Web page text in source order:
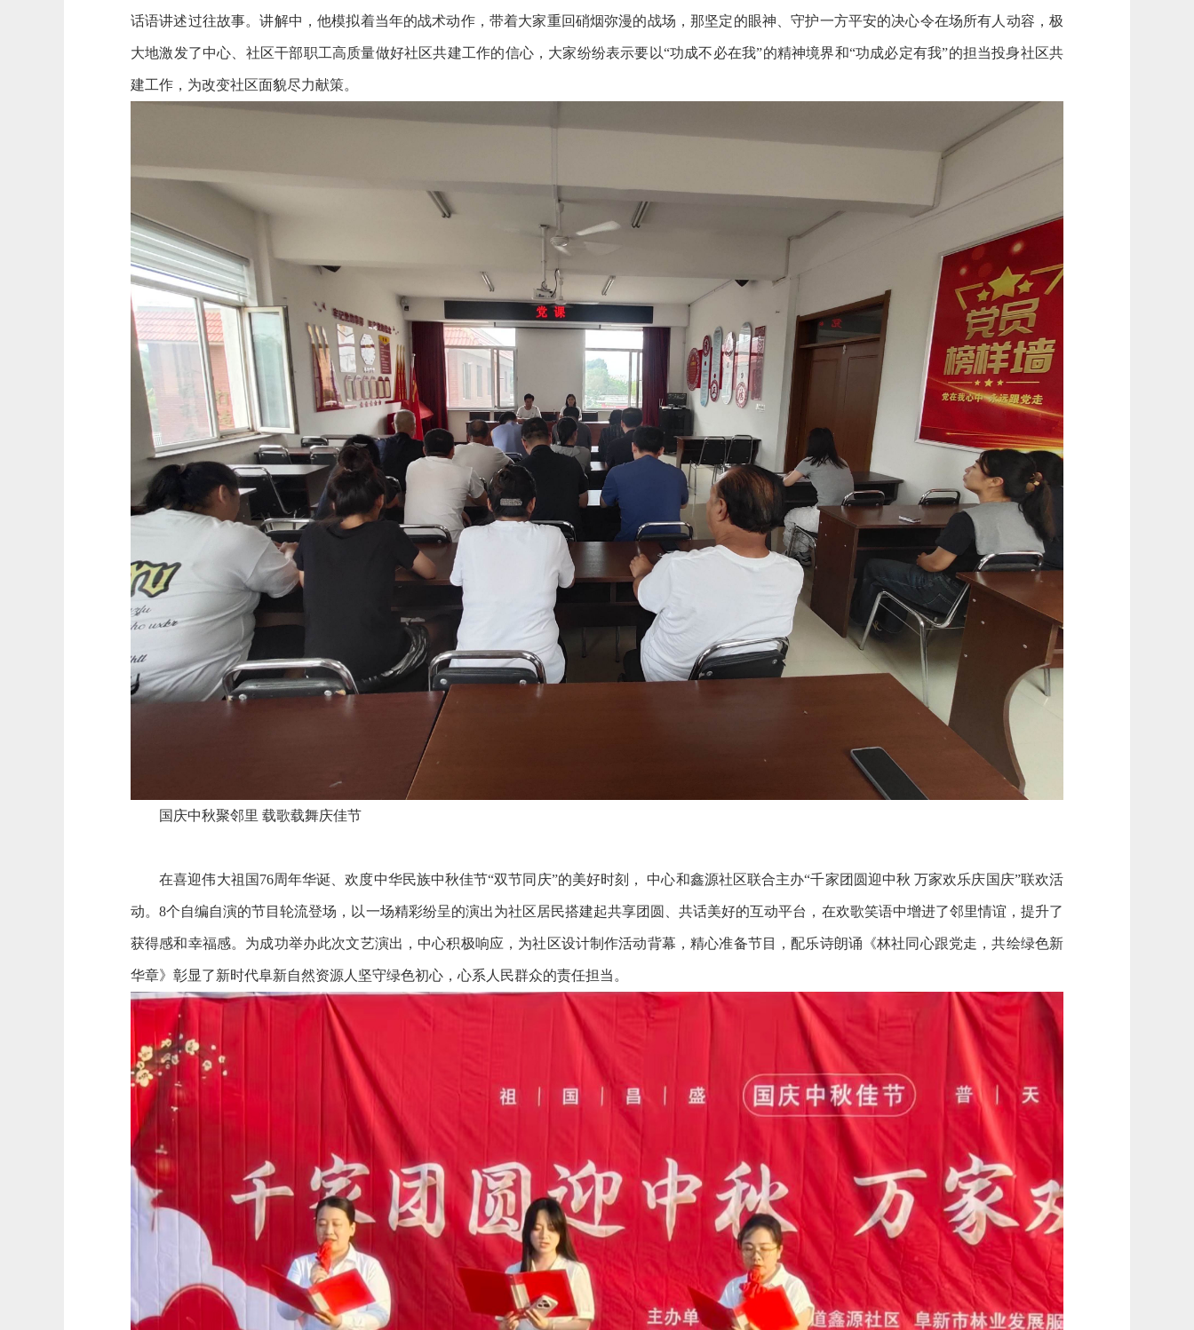
话语讲述过往故事。讲解中，他模拟着当年的战术动作，带着大家重回硝烟弥漫的战场，那坚定的眼神、守护一方平安的决心令在场所有人动容，极
大地激发了中心、社区干部职工高质量做好社区共建工作的信心，大家纷纷表示要以“功成不必在我”的精神境界和“功成必定有我”的担当投身社区共
建工作，为改变社区面貌尽力献策。
国庆中秋聚邻里 载歌载舞庆佳节
在喜迎伟大祖国76周年华诞、欢度中华民族中秋佳节“双节同庆”的美好时刻， 中心和鑫源社区联合主办“千家团圆迎中秋 万家欢乐庆国庆”联欢活
动。8个自编自演的节目轮流登场，以一场精彩纷呈的演出为社区居民搭建起共享团圆、共话美好的互动平台，在欢歌笑语中增进了邻里情谊，提升了
获得感和幸福感。为成功举办此次文艺演出，中心积极响应，为社区设计制作活动背幕，精心准备节目，配乐诗朗诵《林社同心跟党走，共绘绿色新
华章》彰显了新时代阜新自然资源人坚守绿色初心，心系人民群众的责任担当。